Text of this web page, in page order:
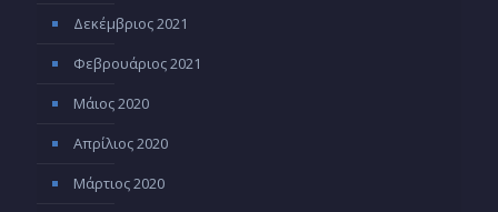
Δεκέμβριος 2021
Φεβρουάριος 2021
Μάιος 2020
Απρίλιος 2020
Μάρτιος 2020